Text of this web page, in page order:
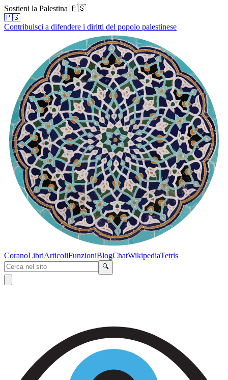
Sostieni la Palestina 🇵🇸
🇵🇸
Contribuisci a difendere i diritti del popolo palestinese
CoranoLibriArticoliFunzioniBlogChatWikipediaTetris
🔍